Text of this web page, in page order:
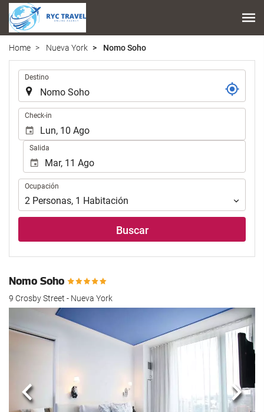
Home Nueva York Nomo Soho
Destino
Check-in
Salida
Ocupación
Ocupación
2 Personas, 1 Habitación
Buscar
Nomo Soho
9 Crosby Street - Nueva York
Anterior